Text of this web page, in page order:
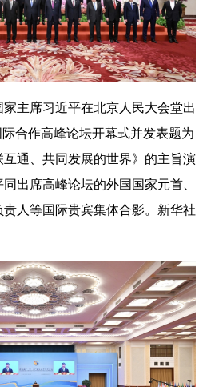
主席习近平在北京人民大会堂出
合作高峰论坛开幕式并发表题为
互通、共同发展的世界》的主旨演
出席高峰论坛的外国国家元首、
人等国际贵宾集体合影。新华社